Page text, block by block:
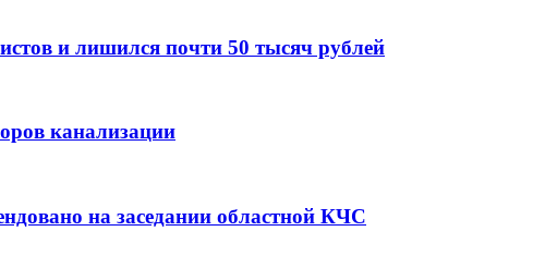
и лишился почти 50 тысяч рублей
канализации
на заседании областной КЧС